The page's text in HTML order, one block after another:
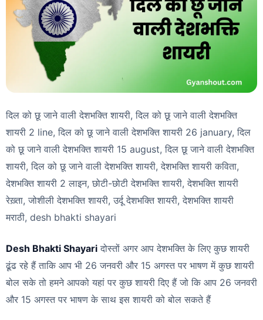
दिल को छू जाने वाली देशभक्ति शायरी, दिल को छू जाने वाली देशभक्ति
शायरी 2 line, दिल को छू जाने वाली देशभक्ति शायरी 26 january, दिल
को छू जाने वाली देशभक्ति शायरी 15 august, दिल छू जाने वाली देशभक्ति
शायरी, दिल को छू जाने वाली देशभक्ति शायरी, देशभक्ति शायरी कविता,
देशभक्ति शायरी 2 लाइन, छोटी-छोटी देशभक्ति शायरी, देशभक्ति शायरी
रेख़्ता, जोशीली देशभक्ति शायरी, उर्दू देशभक्ति शायरी, देशभक्ति शायरी
मराठी, desh bhakti shayari
Desh Bhakti Shayari दोस्तों अगर आप देशभक्ति के लिए कुछ शायरी
ढूंढ रहे हैं ताकि आप भी 26 जनवरी और 15 अगस्त पर भाषण में कुछ शायरी
बोल सके तो हमने आपको यहां पर कुछ शायरी दिए हैं जो कि आप 26 जनवरी
और 15 अगस्त पर भाषण के साथ इस शायरी को बोल सकते हैं